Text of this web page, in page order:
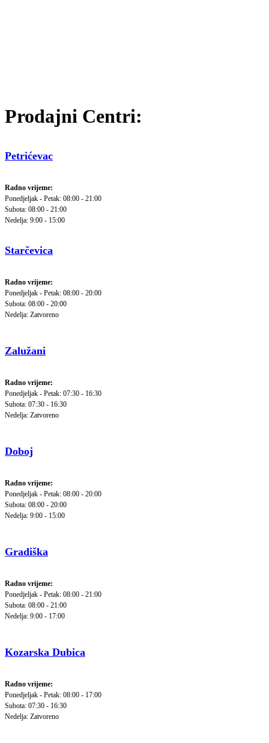
Prodajni Centri:
Petrićevac
Radno vrijeme:
Ponedjeljak - Petak: 08:00 - 21:00
Subota: 08:00 - 21:00
Nedelja: 9:00 - 15:00
Starčevica
Radno vrijeme:
Ponedjeljak - Petak: 08:00 - 20:00
Subota: 08:00 - 20:00
Nedelja: Zatvoreno
Zalužani
Radno vrijeme:
Ponedjeljak - Petak: 07:30 - 16:30
Subota: 07:30 - 16:30
Nedelja: Zatvoreno
Doboj
Radno vrijeme:
Ponedjeljak - Petak: 08:00 - 20:00
Subota: 08:00 - 20:00
Nedelja: 9:00 - 15:00
Gradiška
Radno vrijeme:
Ponedjeljak - Petak: 08:00 - 21:00
Subota: 08:00 - 21:00
Nedelja: 9:00 - 17:00
Kozarska Dubica
Radno vrijeme:
Ponedjeljak - Petak: 08:00 - 17:00
Subota: 07:30 - 16:30
Nedelja: Zatvoreno